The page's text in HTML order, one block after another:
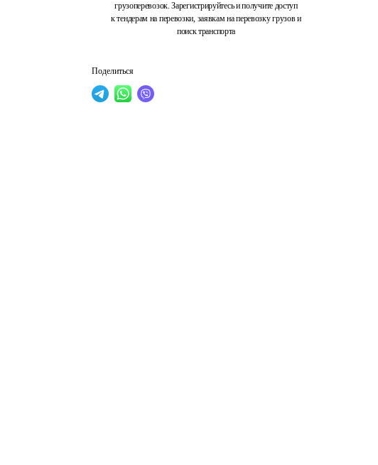
грузоперевозок. Зарегистрируйтесь и получите доступ
к тендерам на перевозки, заявкам на перевозку грузов и
поиск транспорта
Поделиться